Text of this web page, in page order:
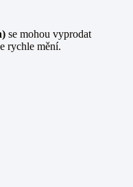
se mohou vyprodat
rychle mění.